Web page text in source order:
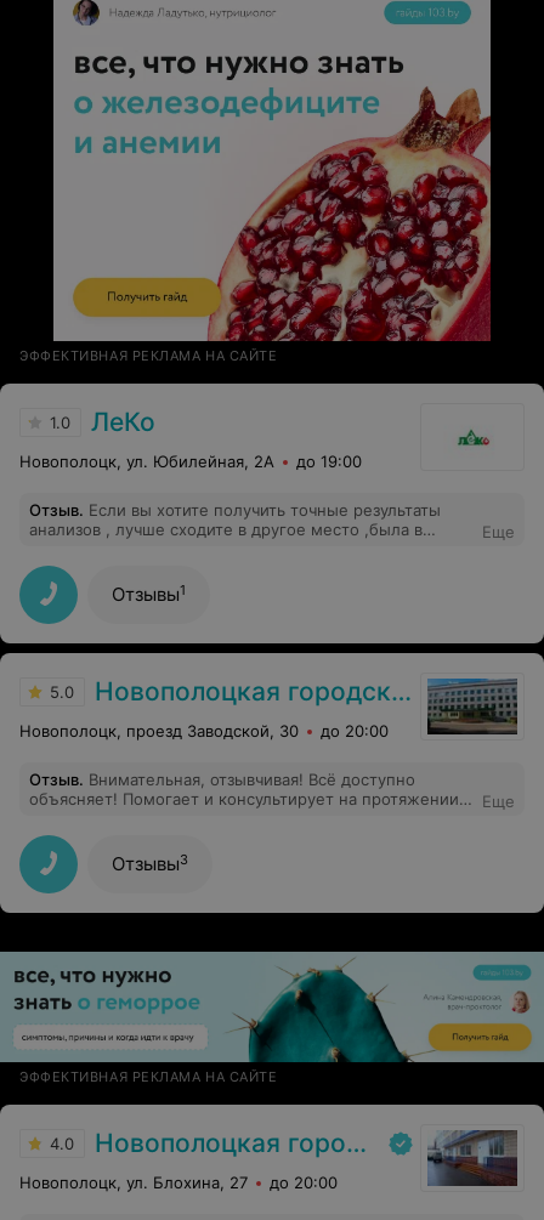
ЭФФЕКТИВНАЯ РЕКЛАМА НА САЙТЕ
1.0 ЛеКо
Новополоцк, ул. Юбилейная, 2А до 19:00
Отзыв. Если вы хотите получить точные результаты
анализов , лучше сходите в другое место ,была в
Мучалась пол года со своей проблемой .Пошла в Леко
сдать мазок чтобы подобрать правильное лечение ,в
итоге мазок никакую патологию не показал ,через 2
недели обратилась в другое мед.учреждение ,где
мазок все подтвердил ,что и ожидалось .поэтому не
, хоть такими не будете являться
Еще
Отзывы1
5.0 Новополоцкая городская поликлиника №4
Новополоцк, проезд Заводской, 30 до 20:00
Отзыв. Внимательная, отзывчивая! Всё доступно
объясняет! Помогает и консультирует на протяжении
Еще
Отзывы3
ЭФФЕКТИВНАЯ РЕКЛАМА НА САЙТЕ
4.0 Новополоцкая городская детская поликлиника
Новополоцк, ул. Блохина, 27 до 20:00